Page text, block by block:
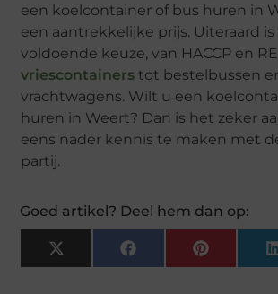
een koelcontainer of bus huren in
een aantrekkelijke prijs. Uiteraard
voldoende keuze, van HACCP en
vriescontainers tot bestelbussen
vrachtwagens. Wilt u een
huren in Weert? Dan is het zeker
eens nader kennis te maken met
partij.
Goed artikel? Deel hem dan op:
X
(Twitter)
Facebook